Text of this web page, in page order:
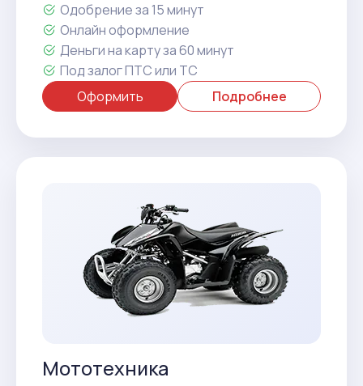
Одобрение за 15 минут
Онлайн оформление
Деньги на карту за 60 минут
Под залог ПТС или ТС
Оформить
Подробнее
Мототехника